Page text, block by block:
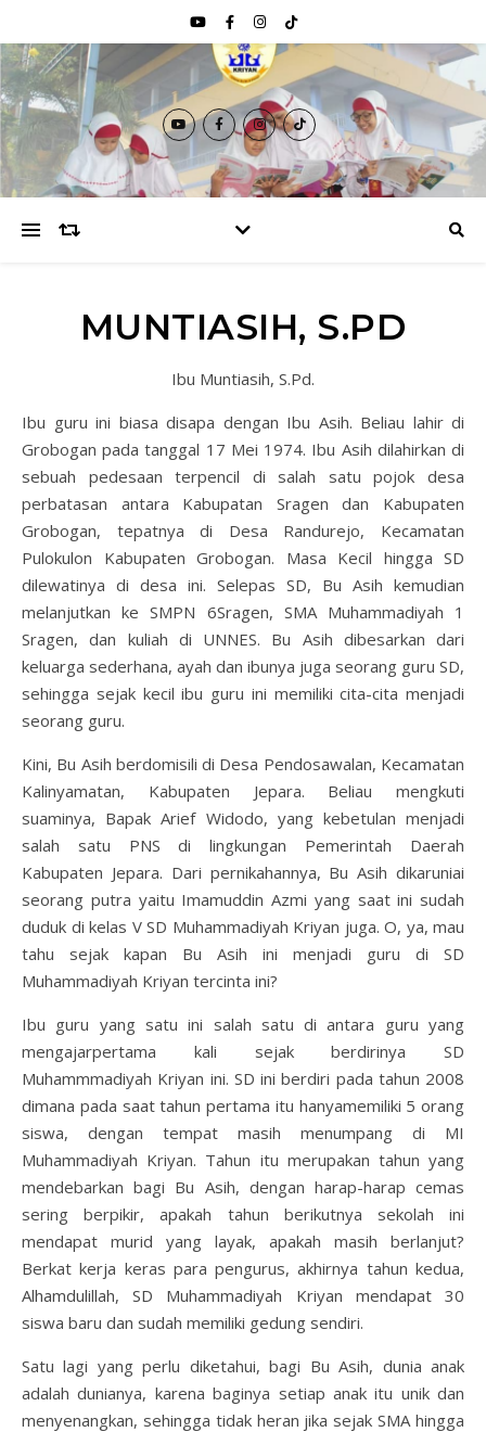
MUNTIASIH, S.PD
Ibu Muntiasih, S.Pd.
Ibu guru ini biasa disapa dengan Ibu Asih. Beliau lahir di
Grobogan pada tanggal 17 Mei 1974. Ibu Asih dilahirkan di
sebuah pedesaan terpencil di salah satu pojok desa
perbatasan antara Kabupatan Sragen dan Kabupaten
Grobogan, tepatnya di Desa Randurejo, Kecamatan
Pulokulon Kabupaten Grobogan. Masa Kecil hingga SD
dilewatinya di desa ini. Selepas SD, Bu Asih kemudian
melanjutkan ke SMPN 6Sragen, SMA Muhammadiyah 1
Sragen, dan kuliah di UNNES. Bu Asih dibesarkan dari
keluarga sederhana, ayah dan ibunya juga seorang guru SD,
sehingga sejak kecil ibu guru ini memiliki cita-cita menjadi
seorang guru.
Kini, Bu Asih berdomisili di Desa Pendosawalan, Kecamatan
Kalinyamatan, Kabupaten Jepara. Beliau mengkuti
suaminya, Bapak Arief Widodo, yang kebetulan menjadi
salah satu PNS di lingkungan Pemerintah Daerah
Kabupaten Jepara. Dari pernikahannya, Bu Asih dikaruniai
seorang putra yaitu Imamuddin Azmi yang saat ini sudah
duduk di kelas V SD Muhammadiyah Kriyan juga. O, ya, mau
tahu sejak kapan Bu Asih ini menjadi guru di SD
Muhammadiyah Kriyan tercinta ini?
Ibu guru yang satu ini salah satu di antara guru yang
mengajarpertama kali sejak berdirinya SD
Muhammmadiyah Kriyan ini. SD ini berdiri pada tahun 2008
dimana pada saat tahun pertama itu hanyamemiliki 5 orang
siswa, dengan tempat masih menumpang di MI
Muhammadiyah Kriyan. Tahun itu merupakan tahun yang
mendebarkan bagi Bu Asih, dengan harap-harap cemas
sering berpikir, apakah tahun berikutnya sekolah ini
mendapat murid yang layak, apakah masih berlanjut?
Berkat kerja keras para pengurus, akhirnya tahun kedua,
Alhamdulillah, SD Muhammadiyah Kriyan mendapat 30
siswa baru dan sudah memiliki gedung sendiri.
Satu lagi yang perlu diketahui, bagi Bu Asih, dunia anak
adalah dunianya, karena baginya setiap anak itu unik dan
menyenangkan, sehingga tidak heran jika sejak SMA hingga